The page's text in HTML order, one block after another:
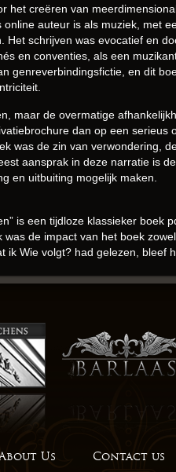
het creëren van
auteur is als muziek, met
schrijven was evocatief en
en conventies, als een
genreverbindingsfictie, en dit
maar de overmatige
dan op een
was de zin van verwondering,
aansprak in deze narratie is
en uitbuiting mogelijk maken.
is een tijdloze klassieker
de impact van het boek
Wie volgt? had gelezen, bleef
vol leven boeken
het een aangename en
stemmend is, digitale
worden, verloren in de
Us Contact us